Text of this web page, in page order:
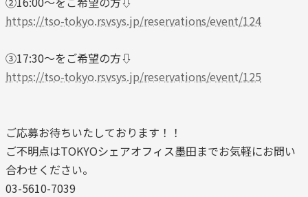
https://tso-tokyo.rsvsys.jp/reservations/event/124
③17:30～をご希望の方⇩
https://tso-tokyo.rsvsys.jp/reservations/event/125
ご応募お待ちいたしております！！
ご不明点はTOKYOシェアオフィス墨田までお気軽にお問い
合わせください。
03-5610-7039